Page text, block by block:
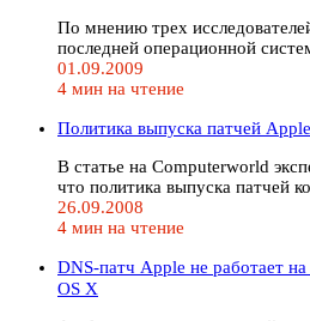
По мнению трех
последней операционной
01.09.2009
4 мин на чтение
Политика выпуска патчей
В статье на Computerworld
что политика выпуска патчей
26.09.2008
4 мин на чтение
DNS-патч Apple не работает
OS X